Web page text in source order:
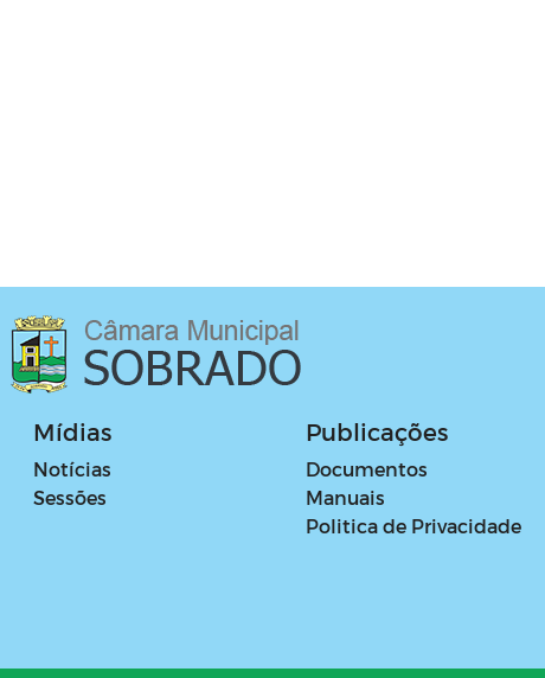
Mídias
Notícias
Sessões
Publicações
Documentos
Manuais
Politica de Privacidade